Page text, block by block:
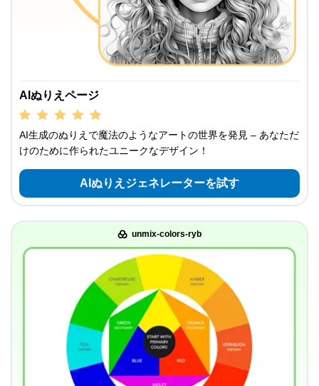
AIぬりえページ
AI生成のぬりえで魔法のようなアートの世界を発見 – あなただ
けのために作られたユニークなデザイン！
AIぬりえジェネレーターを試す
unmix-colors-ryb